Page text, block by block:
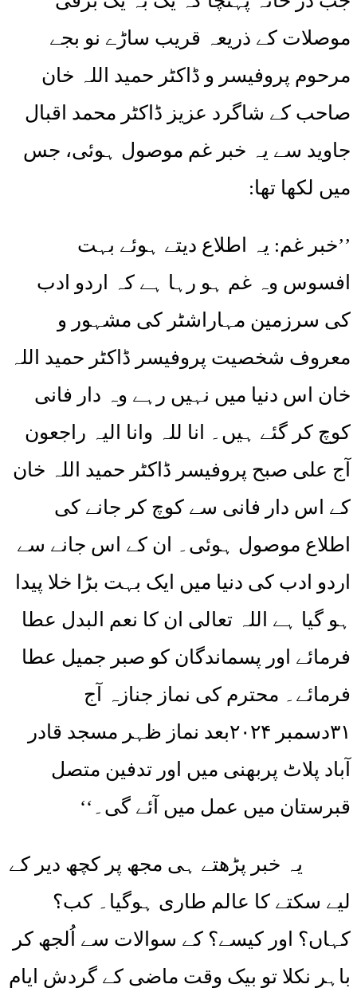
موصلات کے ذریعہ قریب ساڑے نو بجے
مرحوم پروفیسر و ڈاکٹر حمید اللہ خان
صاحب کے شاگرد عزیز ڈاکٹر محمد اقبال
جاوید سے یہ خبر غم موصول ہوئی، جس
میں لکھا تھا:
’’خبر غم: یہ اطلاع دیتے ہوئے بہت
افسوس وہ غم ہو رہا ہے کہ اردو ادب
کی سرزمین مہاراشٹر کی مشہور و
معروف شخصیت پروفیسر ڈاکٹر حمید اللہ
خان اس دنیا میں نہیں رہے وہ دار فانی
کوچ کر گئے ہیں۔ انا للہ وانا الیہ راجعون
آج علی صبح پروفیسر ڈاکٹر حمید اللہ خان
کے اس دار فانی سے کوچ کر جانے کی
اطلاع موصول ہوئی۔ ان کے اس جانے سے
اردو ادب کی دنیا میں ایک بہت بڑا خلا پیدا
ہو گیا ہے اللہ تعالی ان کا نعم البدل عطا
فرمائے اور پسماندگان کو صبر جمیل عطا
فرمائے۔ محترم کی نماز جنازہ آج
۳۱دسمبر ۲۰۲۴بعد نماز ظہر مسجد قادر
آباد پلاٹ پربھنی میں اور تدفین متصل
قبرستان میں عمل میں آئے گی۔‘‘
یہ خبر پڑھتے ہی مجھ پر کچھ دیر کے
لیے سکتے کا عالم طاری ہوگیا۔ کب؟
کہاں؟ اور کیسے؟ کے سوالات سے اُلجھ کر
باہر نکلا تو بیک وقت ماضی کے گردش ایام